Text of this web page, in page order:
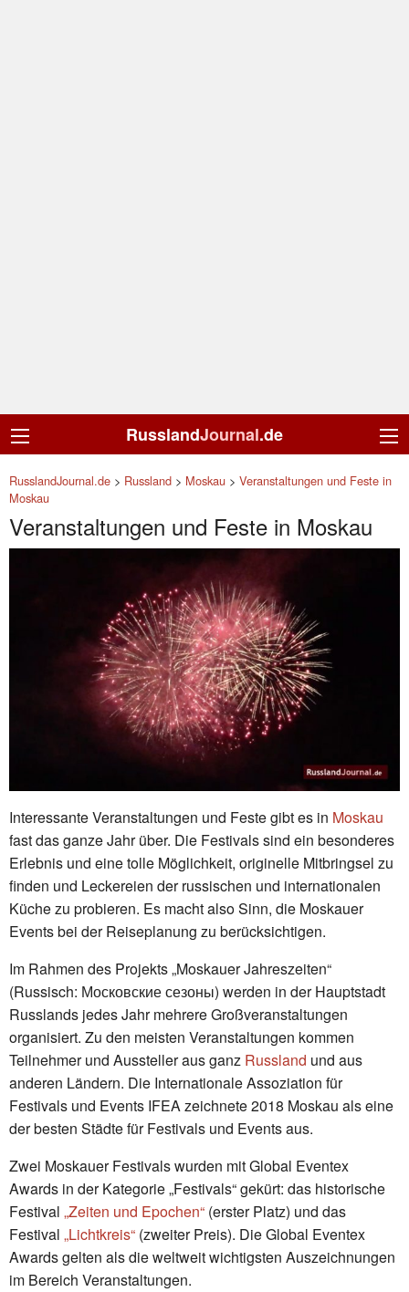
RusslandJournal.de
RusslandJournal.de > Russland > Moskau > Veranstaltungen und Feste in
Moskau
Veranstaltungen und Feste in Moskau
Interessante Veranstaltungen und Feste gibt es in Moskau
fast das ganze Jahr über. Die Festivals sind ein besonderes
Erlebnis und eine tolle Möglichkeit, originelle Mitbringsel zu
finden und Leckereien der russischen und internationalen
Küche zu probieren. Es macht also Sinn, die Moskauer
Events bei der Reiseplanung zu berücksichtigen.
Im Rahmen des Projekts „Moskauer Jahreszeiten“
(Russisch: Московские сезоны) werden in der Hauptstadt
Russlands jedes Jahr mehrere Großveranstaltungen
organisiert. Zu den meisten Veranstaltungen kommen
Teilnehmer und Aussteller aus ganz Russland und aus
anderen Ländern. Die Internationale Assoziation für
Festivals und Events IFEA zeichnete 2018 Moskau als eine
der besten Städte für Festivals und Events aus.
Zwei Moskauer Festivals wurden mit Global Eventex
Awards in der Kategorie „Festivals“ gekürt: das historische
Festival „Zeiten und Epochen“ (erster Platz) und das
Festival „Lichtkreis“ (zweiter Preis). Die Global Eventex
Awards gelten als die weltweit wichtigsten Auszeichnungen
im Bereich Veranstaltungen.